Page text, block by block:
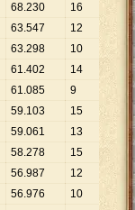
68.230 16
63.547 12 5
63.298 10 6
61.402 14
61.085 9 6
59.103 15
59.061 13
58.278 15
56.987 12 4
56.976 10